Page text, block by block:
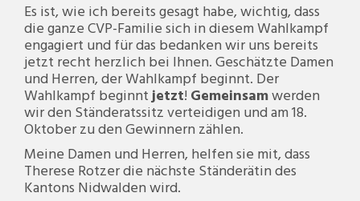
Es ist, wie ich bereits gesagt habe, wichtig, dass
die ganze CVP-Familie sich in diesem Wahlkampf
engagiert und für das bedanken wir uns bereits
jetzt recht herzlich bei Ihnen. Geschätzte Damen
und Herren, der Wahlkampf beginnt. Der
Wahlkampf beginntjetzt!Gemeinsamwerden
wir den Ständeratssitz verteidigen und am 18.
Oktober zu den Gewinnern zählen.
Meine Damen und Herren, helfen sie mit, dass
Therese Rotzer die nächste Ständerätin des
Kantons Nidwalden wird.